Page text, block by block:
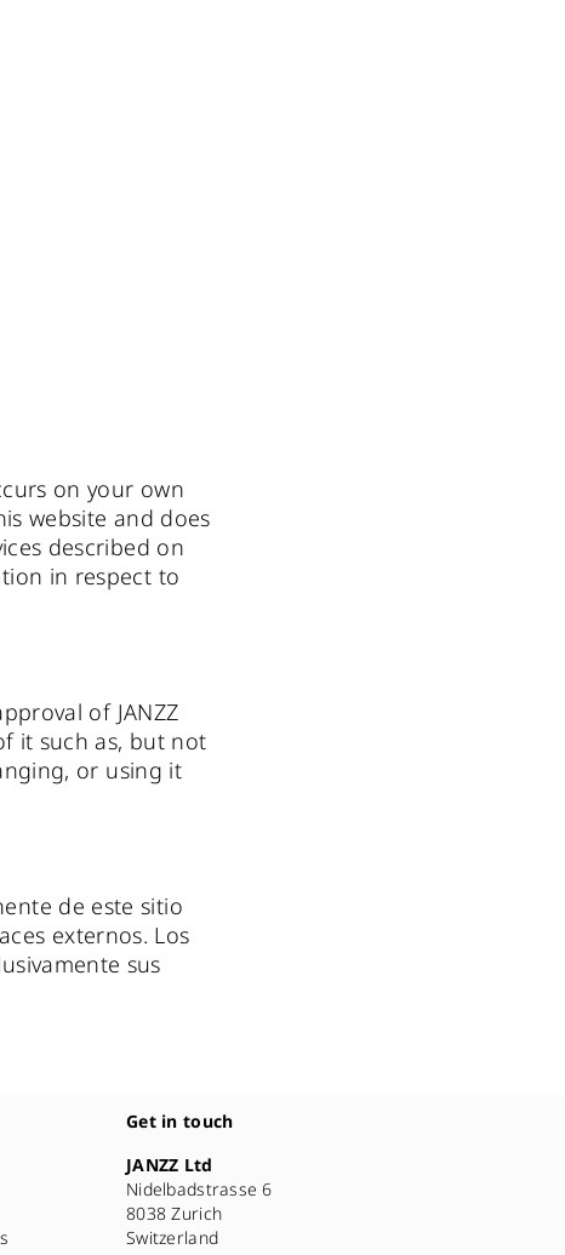
on your own
website and does
described on
in respect to
of JANZZ
it such as, but not
or using it
de este sitio
externos. Los
sus
Get in touch
JANZZ Ltd
Nidelbadstrasse 6
8038 Zurich
Switzerland